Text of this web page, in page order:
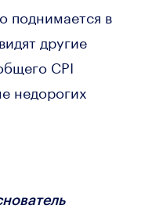
поднимается в
другие
CPI
недорогих